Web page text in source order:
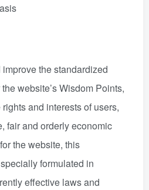
the standardized
website’s Wisdom Points,
and interests of users,
fair and orderly economic
the website, this
formulated in
effective laws and